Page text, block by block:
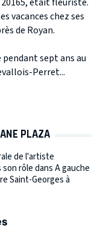
vacances chez ses
de Royan.
sept ans au
Perret...
PLAZA
de l'artiste
rôle dans A gauche
Saint-Georges à